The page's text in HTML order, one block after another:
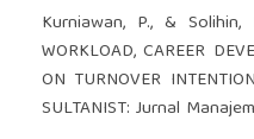
Kurniawan, P., & Solihin,
WORKLOAD, CAREER
ON TURNOVER
SULTANIST: Jurnal